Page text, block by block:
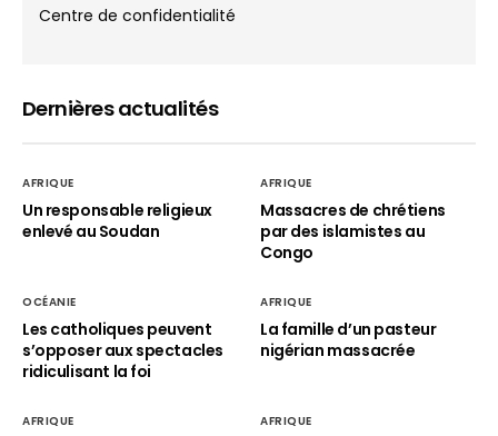
Centre de confidentialité
Dernières actualités
AFRIQUE
Un responsable religieux
enlevé au Soudan
AFRIQUE
Massacres de chrétiens
par des islamistes au
Congo
OCÉANIE
Les catholiques peuvent
s’opposer aux spectacles
ridiculisant la foi
AFRIQUE
La famille d’un pasteur
nigérian massacrée
AFRIQUE AFRIQUE